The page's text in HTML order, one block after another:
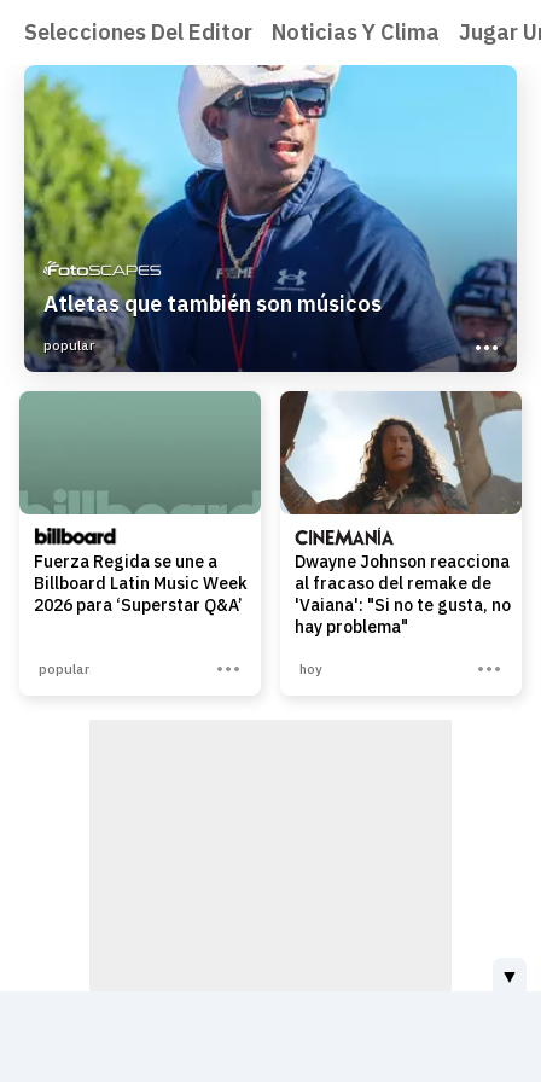
Selecciones Del Editor Noticias Y Clima Jugar
Atletas que también son músicos
popular
Fuerza Regida se une a
Billboard Latin Music Week
2026 para ‘Superstar Q&A’
popular
Dwayne Johnson reacciona
al fracaso del remake de
'Vaiana': "Si no te gusta, no
hay problema"
hoy
▼